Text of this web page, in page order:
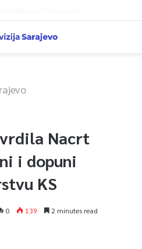
Nacrt
i dopuni
KS
0 139 2 minutes read